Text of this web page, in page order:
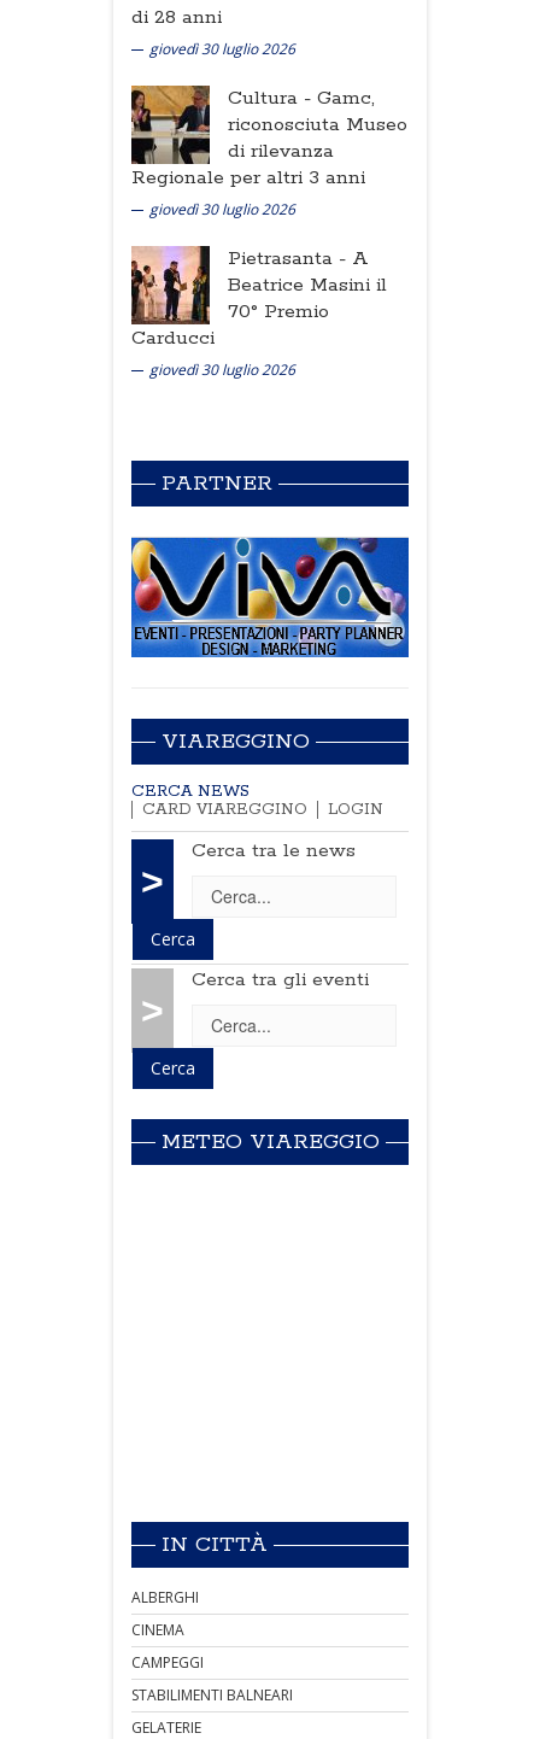
di 28 anni
giovedì 30 luglio 2026
Cultura - Gamc,
riconosciuta Museo
di rilevanza
Regionale per altri 3 anni
giovedì 30 luglio 2026
Pietrasanta - A
Beatrice Masini il
70° Premio
Carducci
giovedì 30 luglio 2026
PARTNER
VIAREGGINO
CERCA NEWS
CARD VIAREGGINO
LOGIN
>
Cerca tra le news
>
Cerca tra gli eventi
METEO VIAREGGIO
IN CITTÀ
ALBERGHI
CINEMA
CAMPEGGI
STABILIMENTI BALNEARI
GELATERIE